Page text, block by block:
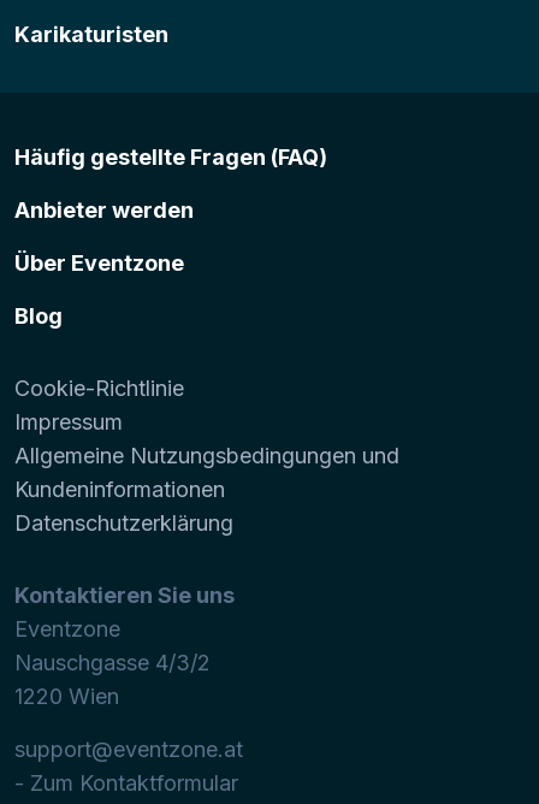
Karikaturisten
Häufig gestellte Fragen (FAQ)
Anbieter werden
Über Eventzone
Blog
Cookie-Richtlinie
Impressum
Allgemeine Nutzungsbedingungen und
Kundeninformationen
Datenschutzerklärung
Kontaktieren Sie uns
Eventzone
Nauschgasse 4/3/2
1220 Wien
support@eventzone.at
- Zum Kontaktformular